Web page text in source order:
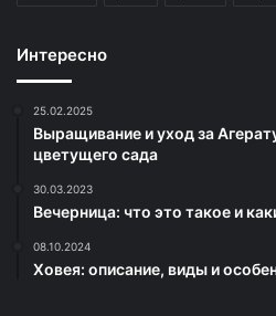
Интересно
25.02.2025
Выращивание и уход за
цветущего сада
30.03.2023
Вечерница: что это такое и
08.10.2024
Ховея: описание, виды и